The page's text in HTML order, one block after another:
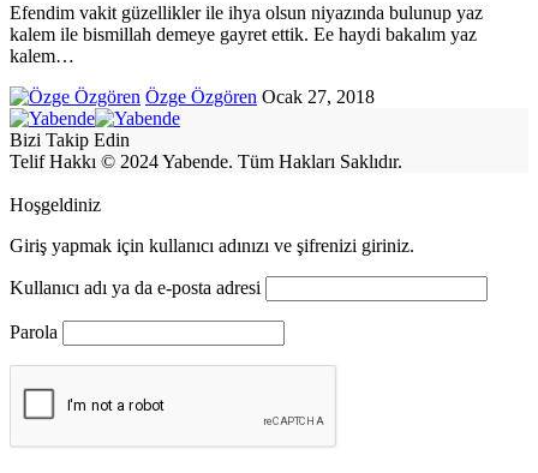
Efendim vakit güzellikler ile ihya olsun niyazında bulunup yaz
kalem ile bismillah demeye gayret ettik. Ee haydi bakalım yaz
kalem…
Özge Özgören Ocak 27, 2018
Bizi Takip Edin
Telif Hakkı © 2024 Yabende. Tüm Hakları Saklıdır.
Hoşgeldiniz
Giriş yapmak için kullanıcı adınızı ve şifrenizi giriniz.
Kullanıcı adı ya da e-posta adresi
Parola